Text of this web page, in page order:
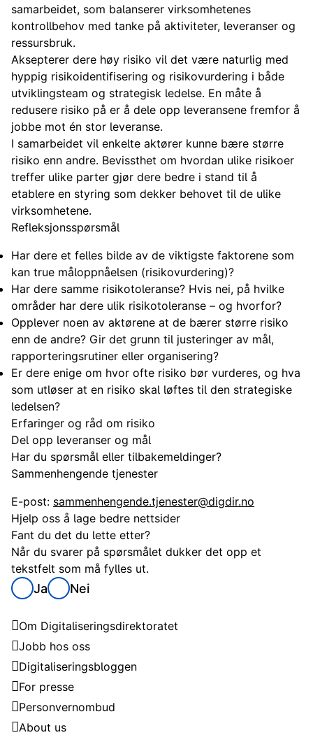
samarbeidet, som balanserer virksomhetenes
kontrollbehov med tanke på aktiviteter, leveranser og
ressursbruk.
Aksepterer dere høy risiko vil det være naturlig med
hyppig risikoidentifisering og risikovurdering i både
utviklingsteam og strategisk ledelse. En måte å
redusere risiko på er å dele opp leveransene fremfor å
jobbe mot én stor leveranse.
I samarbeidet vil enkelte aktører kunne bære større
risiko enn andre. Bevissthet om hvordan ulike risikoer
treffer ulike parter gjør dere bedre i stand til å
etablere en styring som dekker behovet til de ulike
virksomhetene.
Refleksjonsspørsmål
Har dere et felles bilde av de viktigste faktorene som
kan true måloppnåelsen (risikovurdering)?
Har dere samme risikotoleranse? Hvis nei, på hvilke
områder har dere ulik risikotoleranse – og hvorfor?
Opplever noen av aktørene at de bærer større risiko
enn de andre? Gir det grunn til justeringer av mål,
rapporteringsrutiner eller organisering?
Er dere enige om hvor ofte risiko bør vurderes, og hva
som utløser at en risiko skal løftes til den strategiske
ledelsen?
Erfaringer og råd om risiko
Del opp leveranser og mål
Har du spørsmål eller tilbakemeldinger?
Sammenhengende tjenester
E-post: sammenhengende.tjenester@digdir.no
Hjelp oss å lage bedre nettsider
Fant du det du lette etter?
Når du svarer på spørsmålet dukker det opp et
tekstfelt som må fylles ut.
Ja Nei
Om Digitaliseringsdirektoratet
Jobb hos oss
Digitaliseringsbloggen
For presse
Personvernombud
About us